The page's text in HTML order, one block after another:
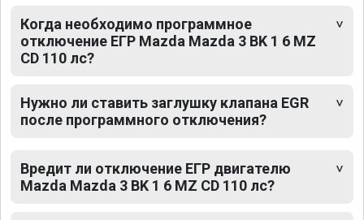
Когда необходимо программное
отключение ЕГР Mazda Mazda 3 BK 1 6 MZ
CD 110 лс?
Нужно ли ставить заглушку клапана EGR
после программного отключения?
Вредит ли отключение ЕГР двигателю
Mazda Mazda 3 BK 1 6 MZ CD 110 лс?